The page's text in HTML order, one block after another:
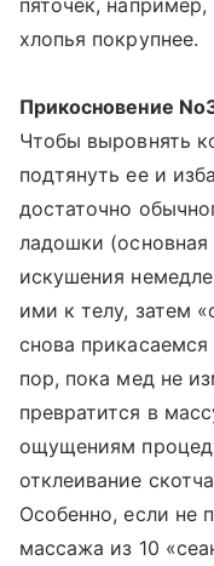
пяточек,
хлопья покрупнее.
Прикосновение
Чтобы выровнять
подтянуть ее и
достаточно
ладошки (основная
искушения
ими к телу, затем
снова
пор, пока мед не
превратится в
ощущениям
отклеивание
Особенно, если не
массажа из 10